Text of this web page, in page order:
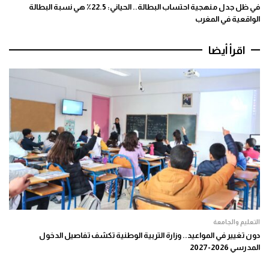
في ظل جدل منهجية احتساب البطالة.. الحياني: 22.5٪ هي نسبة البطالة
الواقعية في المغرب
اقرأ أيضا
التعليم والجامعة
دون تغيير في المواعيد.. وزارة التربية الوطنية تكشف تفاصيل الدخول
المدرسي 2026-2027